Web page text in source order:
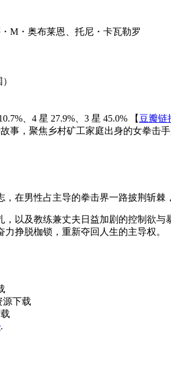
M・奥布莱恩、托尼・卡瓦勒罗
、4 星 27.9%、3 星 45.0% 【 豆瓣链
事，聚焦乡村矿工家庭出身的女拳
在男性占主导的拳击界一路披荆斩棘
以及教练兼丈夫日益加剧的控制欲
挣脱枷锁，重新夺回人生的主导权。
源下载
.